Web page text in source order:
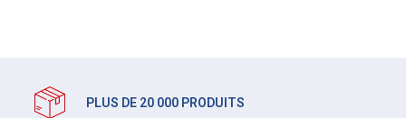
PLUS DE 20 000 PRODUITS